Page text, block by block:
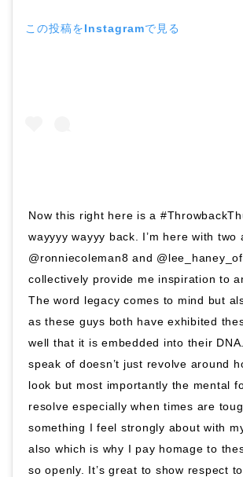
この投稿をInstagramで見る
Now this right here is a
wayyyy wayyy back. I’m here with two
@ronniecoleman8 and
collectively provide me inspiration to
The word legacy comes to mind but
as these guys both have exhibited
well that it is embedded into their
speak of doesn’t just revolve around
look but most importantly the mental
resolve especially when times are
something I feel strongly about with
also which is why I pay homage to
so openly. It’s great to show respect